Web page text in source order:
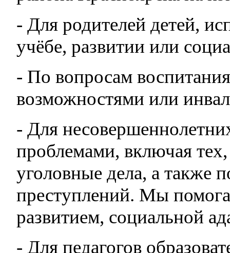
- Для родителей детей,
учёбе, развитии или
- По вопросам
возможностями или
- Для
проблемами, включая тех,
уголовные дела, а также
преступлений. Мы
развитием, социальной
- Для педагогов